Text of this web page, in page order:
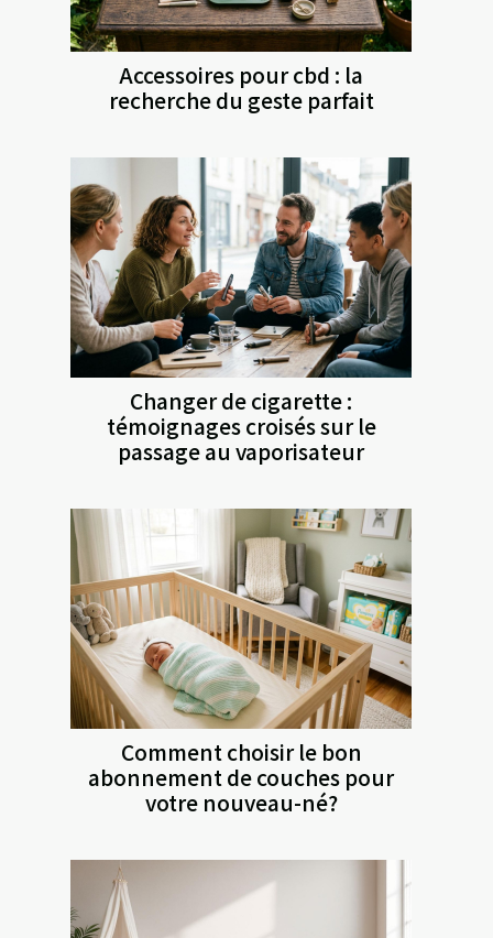
Accessoires pour cbd : la
recherche du geste parfait
Changer de cigarette :
témoignages croisés sur le
passage au vaporisateur
Comment choisir le bon
abonnement de couches pour
votre nouveau-né?